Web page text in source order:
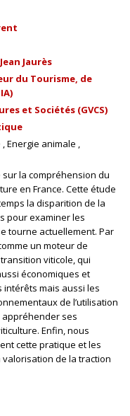
Jaurès
du Tourisme, de
et Sociétés (GVCS)
Energie animale
la compréhension du
en France. Cette étude
la disparition de la
pour examiner les
tourne actuellement. Par
un moteur de
viticole, qui
économiques et
intérêts mais aussi les
de l’utilisation
appréhender ses
Enfin, nous
cette pratique et les
de la traction